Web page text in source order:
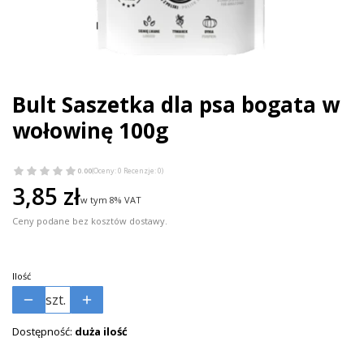
Bult Saszetka dla psa bogata w
wołowinę 100g
0.00(Oceny: 0 Recenzje: 0)
Cena
3,85 złw tym 8% VAT
w tym 8% VAT
Ceny podane bez kosztów dostawy.
Ilość
szt.
Dostępność: duża ilość